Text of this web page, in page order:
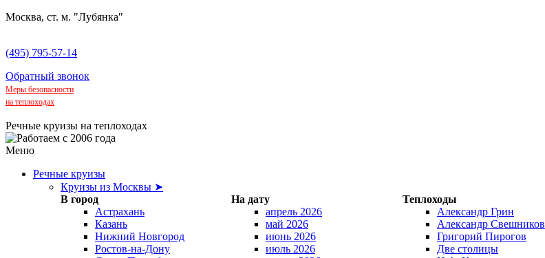
Москва, ст. м. "Лубянка"
(495) 795-57-14
Обратный звонок
Меры безопасности
на теплоходах
Речные круизы на теплоходах
Меню
Речные круизы
Круизы из Москвы ➤
В город
На дату
Теплоходы
Астрахань
Казань
Нижний Новгород
Ростов-на-Дону
апрель 2026
май 2026
июнь 2026
июль 2026
Александр Грин
Александр Свешников
Григорий Пирогов
Две столицы